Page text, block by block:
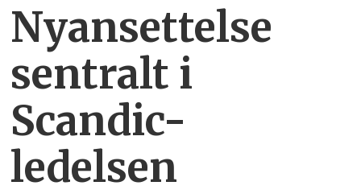
Nyansettelse
sentralt i
Scandic-
ledelsen